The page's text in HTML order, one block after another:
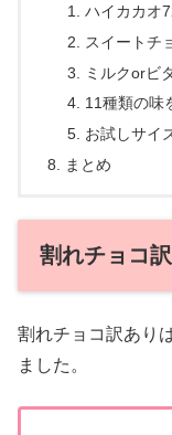
ハイカカオ
スイートチ
ミルクorビ
11種類の味
お試しサイ
まとめ
割れチョコ
割れチョコ訳あり
ました。